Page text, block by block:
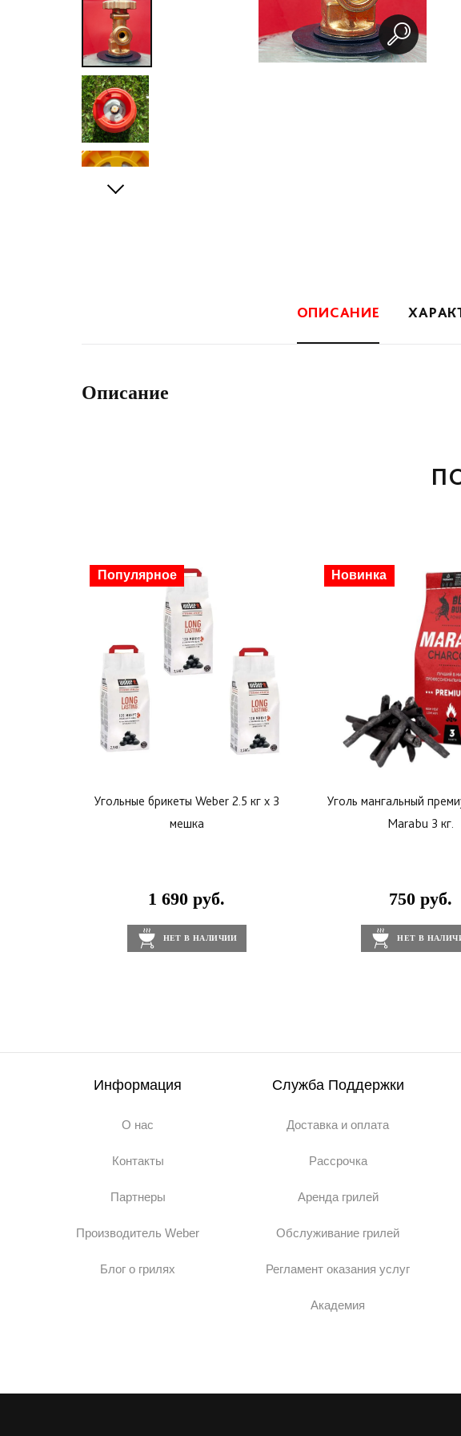
ОПИСАНИЕ
Описание
Популярное
Угольные брикеты Weber 2.5 кг х 3
мешка
1 690 руб.
НЕТ В НАЛИЧИИ
Новинка
Уголь мангальный
Marabu 3 кг.
750 руб.
НЕТ В
Информация
О нас
Контакты
Партнеры
Производитель Weber
Блог о грилях
Служба Поддержки
Доставка и оплата
Рассрочка
Аренда грилей
Обслуживание грилей
Регламент оказания услуг
Академия